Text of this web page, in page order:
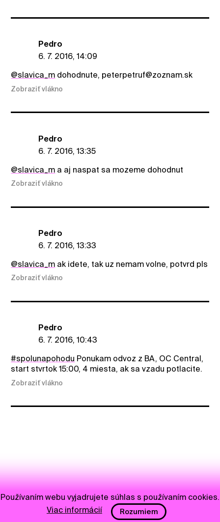
Pedro
6. 7. 2016, 14:09
@slavica_m dohodnute, peterpetruf@zoznam.sk
Zobraziť vlákno
Pedro
6. 7. 2016, 13:35
@slavica_m a aj naspat sa mozeme dohodnut
Zobraziť vlákno
Pedro
6. 7. 2016, 13:33
@slavica_m ak idete, tak uz nemam volne, potvrd pls
Zobraziť vlákno
Pedro
6. 7. 2016, 10:43
#spolunapohodu Ponukam odvoz z BA, OC Central,
start stvrtok 15:00, 4 miesta, ak sa vzadu potlacite.
Zobraziť vlákno
Používaním webu vyjadrujete súhlas s používaním cookies.
Viac informácií
Rozumiem